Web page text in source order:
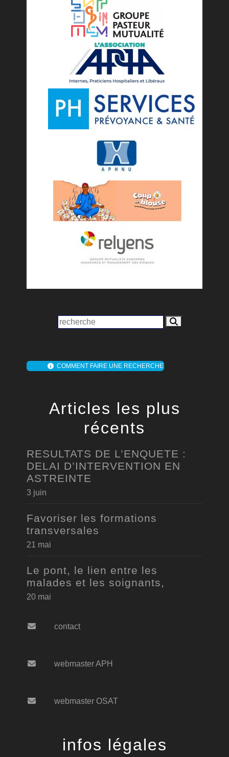
COMMENT FAIRE UNE RECHERCHE
Articles les plus
récents
RESULTATS DE L’ENQUETE :
DELAI D’INTERVENTION EN
ASTREINTE
3 juin
Favoriser les formations
transversales
21 mai
Le pont, le lien entre les
malades et les soignants,
20 mai
contact
webmaster APH
webmaster OSAT
infos légales